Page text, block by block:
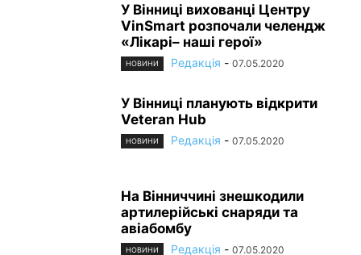
У Вінниці вихованці Центру
VinSmart розпочали челендж
«Лікарі– наші герої»
НОВИНИ Редакція - 07.05.2020
У Вінниці планують відкрити
Veteran Hub
НОВИНИ Редакція - 07.05.2020
На Вінниччині знешкодили
артилерійські снаряди та
авіабомбу
НОВИНИ Редакція - 07.05.2020